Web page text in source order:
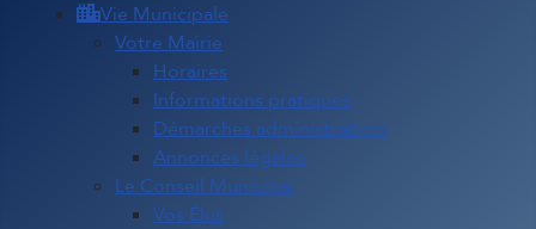
Vie Municipale
Votre Mairie
Horaires
Informations pratiques
Démarches administratives
Annonces légales
Le Conseil Municipal
Vos Élus